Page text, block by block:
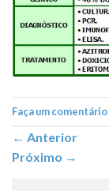
Faça um comentário
← Anterior
Próximo →